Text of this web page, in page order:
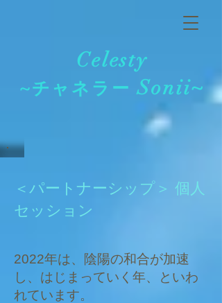
Celesty
~チャネラーSonii~
＜パートナーシップ＞ 個人
セッション
2022年は、陰陽の和合が加速
し、はじまっていく年、といわ
れています。